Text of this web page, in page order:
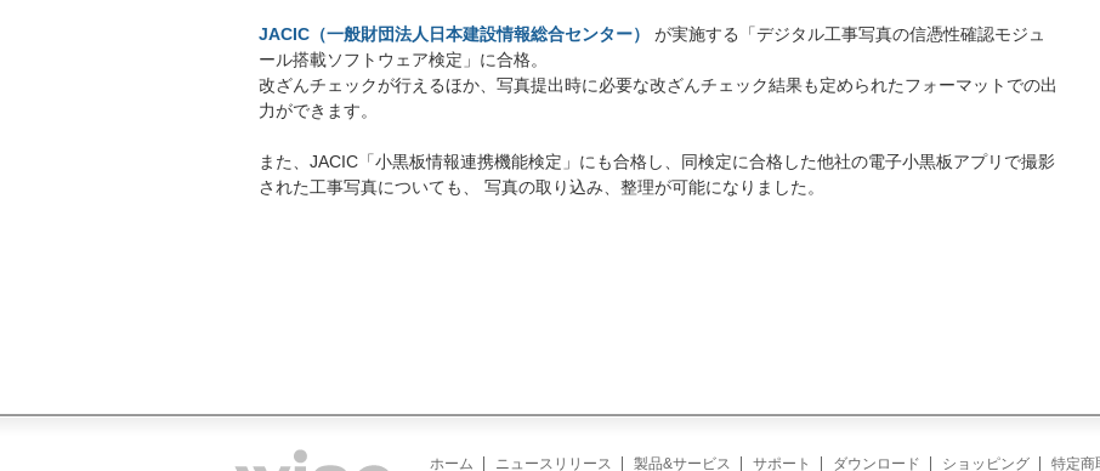
JACIC（一般財団法人日本建設情報総合センター）
が実施する「デジタル工事写真の信憑性確認モジュ
ール搭載ソフトウェア検定」に合格。
改ざんチェックが行えるほか、写真提出時に必要な改ざんチェック結果も定められたフォーマットでの出
力ができます。
また、JACIC「小黒板情報連携機能検定」にも合格し、同検定に合格した他社の電子小黒板アプリで撮影
された工事写真についても、 写真の取り込み、整理が可能になりました。
ホーム ニュースリリース 製品&サービス サポート ダウンロード ショッピング 特定商